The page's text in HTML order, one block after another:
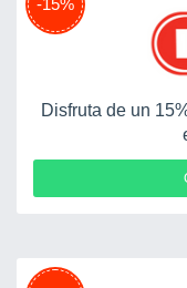
Disfruta de un